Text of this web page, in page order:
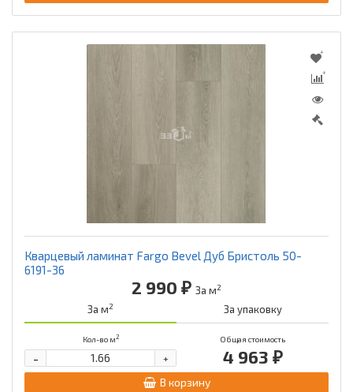
Кварцевый ламинат Fargo Bevel Дуб Бристоль 50-
6191-36
2 990 ₽ За м2
За м2 За упаковку
Кол-во м2 Общая стоимость
4 963 ₽
+
-
В корзину